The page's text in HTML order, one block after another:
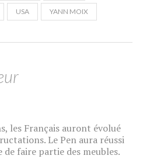
USA YANN MOIX
les Français auront évolué
Le Pen aura réussi
faire partie des meubles.